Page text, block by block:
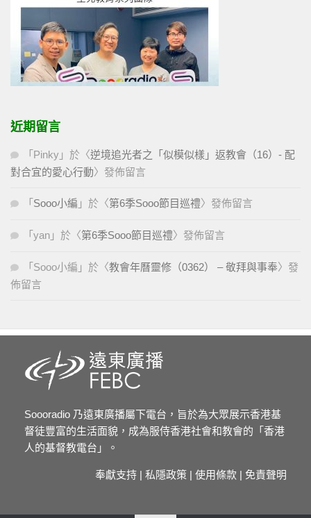
近期留言
「 Pinky 」於〈逆境追光者之「似模似樣」返教會（16）- 配
對合宜的愛心行動〉發佈留言
「 Sooo小編 」於〈第6季Sooo節目巡禮〉發佈留言
「 yan 」於〈第6季Sooo節目巡禮〉發佈留言
「 Sooo小編 」於〈教會年曆靈修（0362） – 敬拜與事奉〉發
佈留言
Soooradio 乃遠東廣播屬下電台，旨於為大眾展示香港基
督徒豐富的生活面貌，成為服侍香港社會和教會的「香港
人的基督教電台」。
奉獻支持 | 私隱政策 | 使用條款 | 免責聲明